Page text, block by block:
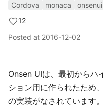
Cordova monaca
onsenui
12
Posted at 2016-12-02
Onsen UIは、最初からハ
ション用に作られたため
の実装がなされています